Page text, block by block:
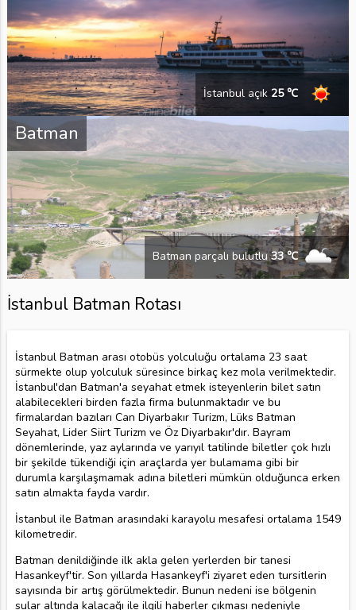
İstanbul açık25 ℃
Batman
Batman parçalı bulutlu33 ℃
İstanbul Batman Rotası
İstanbul Batman arası otobüs yolculuğu ortalama 23 saat
sürmekte olup yolculuk süresince birkaç kez mola verilmektedir.
İstanbul'dan Batman'a seyahat etmek isteyenlerin bilet satın
alabilecekleri birden fazla firma bulunmaktadır ve bu
firmalardan bazıları Can Diyarbakır Turizm, Lüks Batman
Seyahat, Lider Siirt Turizm ve Öz Diyarbakır'dır. Bayram
dönemlerinde, yaz aylarında ve yarıyıl tatilinde biletler çok hızlı
bir şekilde tükendiği için araçlarda yer bulamama gibi bir
durumla karşılaşmamak adına biletleri mümkün olduğunca erken
satın almakta fayda vardır.
İstanbul ile Batman arasındaki karayolu mesafesi ortalama 1549
kilometredir.
Batman denildiğinde ilk akla gelen yerlerden bir tanesi
Hasankeyf'tir. Son yıllarda Hasankeyf'i ziyaret eden tursitlerin
sayısında bir artış görülmektedir. Bunun nedeni ise bölgenin
sular altında kalacağı ile ilgili haberler çıkması nedeniyle